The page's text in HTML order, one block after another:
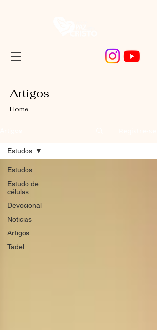
Artigos
Home
Estudos
Estudo de
células
Devocional
Noticias
Artigos
Tadel
Estudos